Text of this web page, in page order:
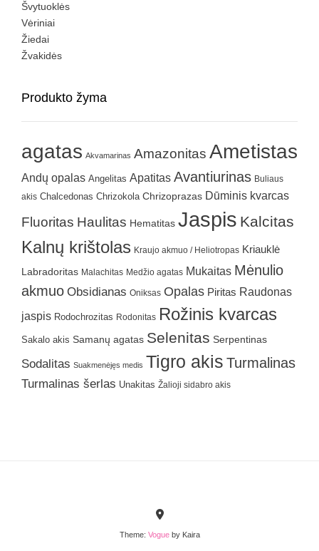
Švytuoklės
Vėriniai
Žiedai
Žvakidės
Produkto žyma
agatas Akvamarinas Amazonitas Ametistas
Andų opalas Angelitas Apatitas Avantiurinas Buliaus
akis Chalcedonas Chrizokola Chrizoprazas Dūminis kvarcas
Fluoritas Haulitas Hematitas Jaspis Kalcitas
Kalnų krištolas Kraujo akmuo / Heliotropas Kriauklė
Labradoritas Malachitas Medžio agatas Mukaitas Mėnulio
akmuo Obsidianas Oniksas Opalas Piritas Raudonas
jaspis Rodochrozitas Rodonitas Rožinis kvarcas
Sakalo akis Samanų agatas Selenitas Serpentinas
Sodalitas Suakmenėjęs medis Tigro akis Turmalinas
Turmalinas šerlas Unakitas Žalioji sidabro akis
Theme: Vogueby Kaira